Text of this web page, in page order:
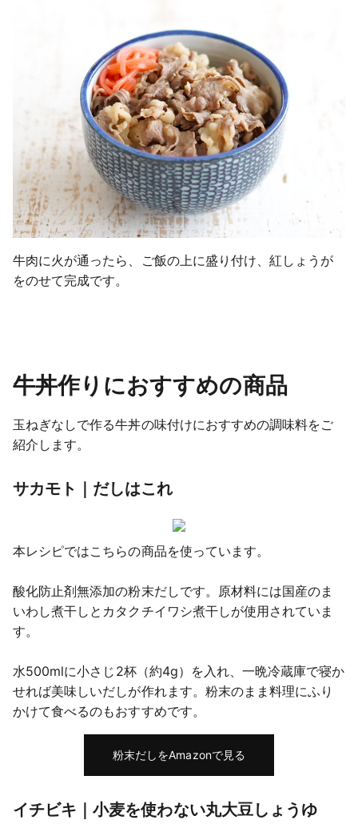
牛肉に火が通ったら、ご飯の上に盛り付け、紅しょうが
をのせて完成です。
牛丼作りにおすすめの商品
玉ねぎなしで作る牛丼の味付けにおすすめの調味料をご
紹介します。
サカモト｜だしはこれ
本レシピではこちらの商品を使っています。
酸化防止剤無添加の粉末だしです。原材料には国産のま
いわし煮干しとカタクチイワシ煮干しが使用されていま
す。
水500mlに小さじ2杯（約4g）を入れ、一晩冷蔵庫で寝か
せれば美味しいだしが作れます。粉末のまま料理にふり
かけて食べるのもおすすめです。
粉末だしをAmazonで見る
イチビキ｜小麦を使わない丸大豆しょうゆ